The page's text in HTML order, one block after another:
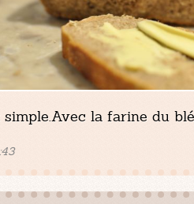
simple.Avec la farine du